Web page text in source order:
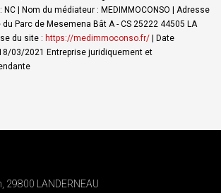
NC | Nom du médiateur : MEDIMMOCONSO | Adresse
Parc de Mesemena Bât A - CS 25222 44505 LA
du site : https://medimmoconso.fr/ | Date
03/2021 Entreprise juridiquement et
29800 LANDERNEAU